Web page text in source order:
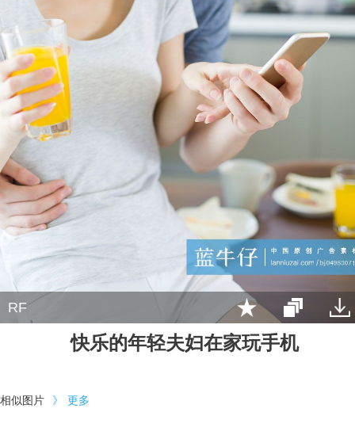
RF
快乐的年轻夫妇在家玩手机
相似图片 》 更多